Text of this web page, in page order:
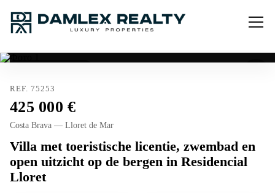
REF. 75253
425 000
Costa Brava — Lloret de Mar
Villa met toeristische licentie, zwembad en
open uitzicht op de bergen in Residencial
Lloret